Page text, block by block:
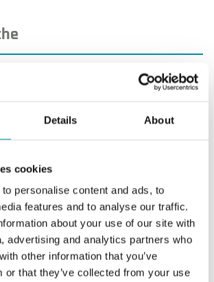
Details About
cookies
personalise content and ads, to
features and to analyse our traffic.
about your use of our site with
advertising and analytics partners who
other information that you’ve
or that they’ve collected from your use
DBL-205BP5HXS
intervallo
50…500
sensore di
20 Pa